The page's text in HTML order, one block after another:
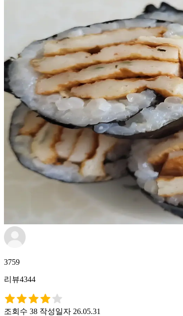
3759
리뷰4344
조회수 38 작성일자 26.05.31